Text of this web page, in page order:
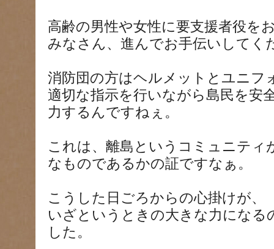
高齢の男性や女性に要支援者役を
みなさん、進んでお手伝いしてく
消防団の方はヘルメットとユニフ
適切な指示を行いながら島民を安
力するんですねぇ。
これは、離島というコミュニティ
なものであるかの証ですなぁ。
こうした日ごろからの心掛けが、
いざというときの大きな力になる
した。